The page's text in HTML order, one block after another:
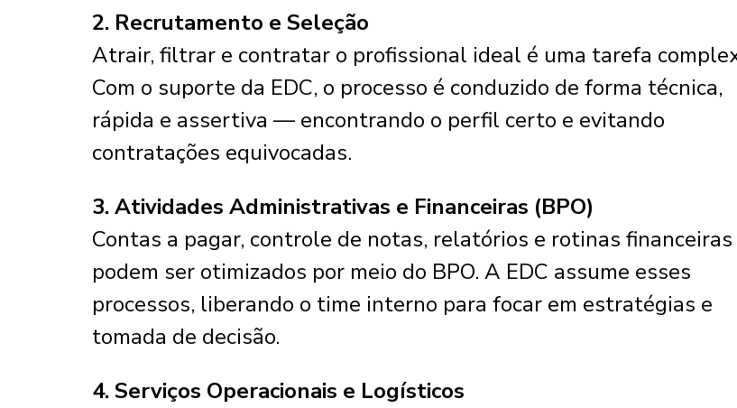
2. Recrutamento e Seleção
Atrair, filtrar e contratar o profissional ideal é uma tarefa
Com o suporte da EDC, o processo é conduzido de forma técnica,
rápida e assertiva — encontrando o perfil certo e evitando
contratações equivocadas.
3. Atividades Administrativas e Financeiras (BPO)
Contas a pagar, controle de notas, relatórios e rotinas financeiras
podem ser otimizados por meio do BPO. A EDC assume esses
processos, liberando o time interno para focar em estratégias e
tomada de decisão.
4. Serviços Operacionais e Logísticos